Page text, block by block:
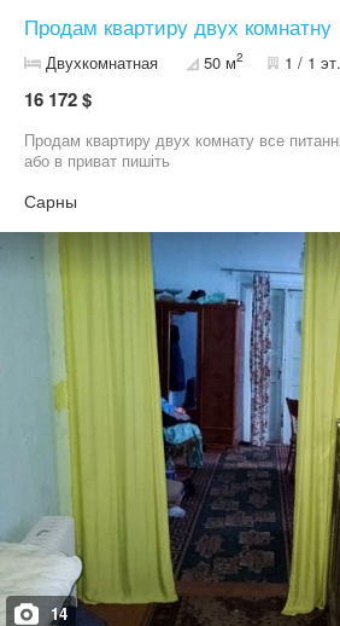
Продам квартиру двух комнатну
Двухкомнатная 50 м2 1 / 1 эт.
16 172 $
Продам квартиру двух комнату все
або в приват пишіть
Сарны
14